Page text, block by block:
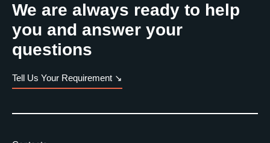
We are always ready to help
you and answer your
questions
Tell Us Your Requirement ↘